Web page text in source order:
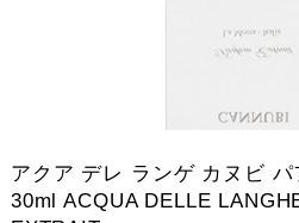
アクア デレ ランゲ カヌビ
30ml ACQUA DELLE